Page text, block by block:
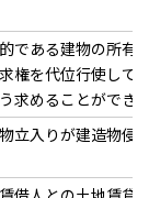
である建物の所有
権を代位行使して
求めることができ
立入りが建造物侵